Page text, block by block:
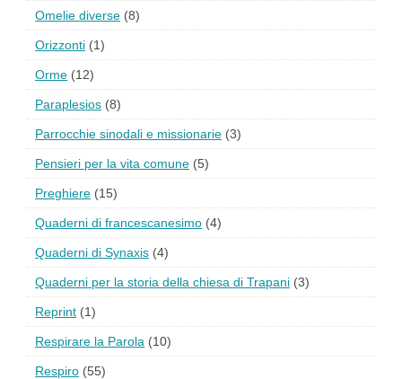
Omelie diverse (8)
Orizzonti (1)
Orme (12)
Paraplesios (8)
Parrocchie sinodali e missionarie (3)
Pensieri per la vita comune (5)
Preghiere (15)
Quaderni di francescanesimo (4)
Quaderni di Synaxis (4)
Quaderni per la storia della chiesa di Trapani (3)
Reprint (1)
Respirare la Parola (10)
Respiro (55)